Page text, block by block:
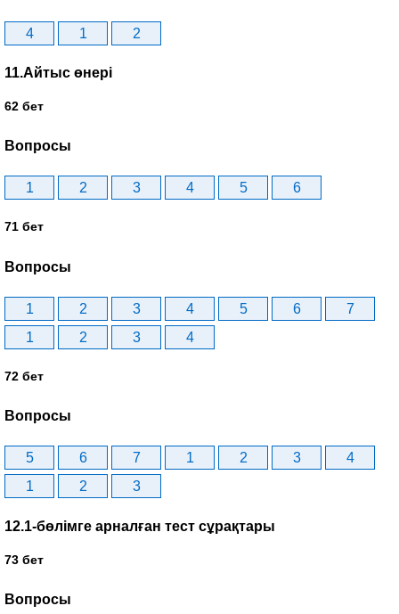
4 1 2
11.Айтыс өнері
62 бет
Вопросы
1 2 3 4 5 6
71 бет
Вопросы
1 2 3 4 5 6
7
1
2 3 4
72 бет
Вопросы
5 6 7 1 2 3
4
1
2 3
12.1-бөлімге арналған тест сұрақтары
73 бет
Вопросы